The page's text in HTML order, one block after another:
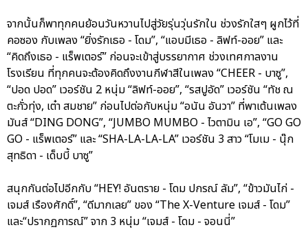
จากนั้นก็พาทุกคนย้อนวันหวานไปสู่วัยรุ่นวุ่นรักใน ช่วงรักใสๆ ผูกไว้ที่
คอซอง กับเพลง “ยิ่งรักเธอ - โดม”, “แอบมีเธอ - ลิฟท์-ออย” และ
“คิดถึงเธอ - แร็พเตอร์” ก่อนจะเข้าสู่บรรยากาศ ช่วงเทศกาลงาน
โรงเรียน ที่ทุกคนจะต้องคิดถึงงานกีฬาสีในเพลง “CHEER - บาซู”,
“ปอด ปอด” เวอร์ชัน 2 หนุ่ม “ลิฟท์-ออย”, “รสปูอัด” เวอร์ชัน “ทัช ณ
ตะกั่วทุ่ง, เต๋า สมชาย” ก่อนไปต่อกับหนุ่ม “อนัน อันวา” ที่พาเต้นเพลง
มันส์ “DING DONG”, “JUMBO MUMBO - ไวตามิน เอ”, “GO GO
GO - แร็พเตอร์” และ “SHA-LA-LA-LA” เวอร์ชัน 3 สาว “โมเม - นุ๊ก
สุทธิดา - เด็บบี้ บาซู”
สนุกกันต่อไปอีกกับ “HEY! อันตราย - โดม ปกรณ์ ลัม”, “ข้าวมันไก่ -
เจมส์ เรืองศักดิ์”, “ดีมากเลย” ของ “The X-Venture เจมส์ - โดม”
และ“ปรากฏการณ์” จาก 3 หนุ่ม “เจมส์ - โดม - จอนนี่”